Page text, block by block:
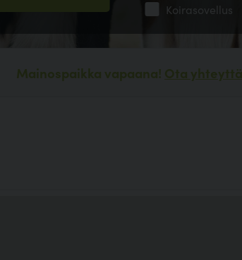
Koirasovellus
Mainospaikka vapaana! Ota